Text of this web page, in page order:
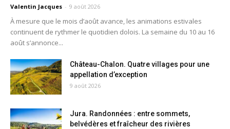
Valentin Jacques - 9 août 2026
À mesure que le mois d’août avance, les animations estivales
continuent de rythmer le quotidien dolois. La semaine du 10 au 16
août s’annonce...
Château-Chalon. Quatre villages pour une
appellation d’exception
9 août 2026
Jura. Randonnées : entre sommets,
belvédères et fraîcheur des rivières